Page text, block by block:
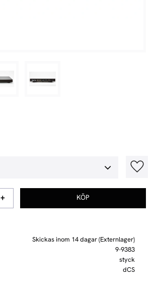
+
Skickas inom 14 dagar (Externlager)
9-9383
styck
dCS